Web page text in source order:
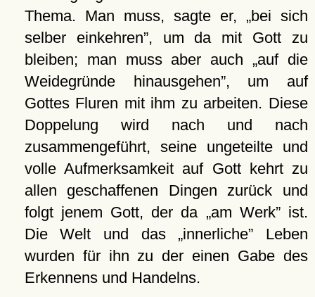
Thema. Man muss, sagte er,
bei sich
selber einkehren , um da mit Gott zu
bleiben; man muss aber auch auf die
Weidegründe hinausgehen , um auf
Gottes Fluren mit ihm zu arbeiten. Diese
Doppelung wird nach und nach
zusammengeführt, seine ungeteilte und
volle Aufmerksamkeit auf Gott kehrt zu
allen geschaffenen Dingen zurück und
folgt jenem Gott, der da
am Werk ist.
Die Welt und das innerliche
Leben
wurden für ihn zu der einen Gabe des
Erkennens und Handelns.